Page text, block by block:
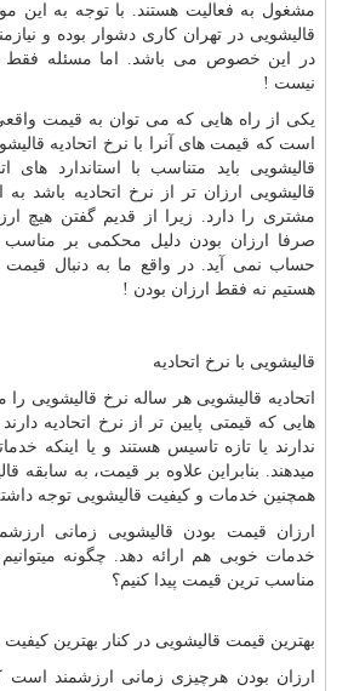
مشغول به فعالیت هستند. با توجه به این
قالیشویی در تهران کاری دشوار بوده و
در این خصوص می باشد. اما مسئله فقط
نیست !
یکی از راه هایی که می توان به قیمت
است که قیمت های آنرا با نرخ اتحادیه
قالیشویی باید متناسب با استاندارد های
قالیشویی ارزان تر از نرخ اتحادیه باشد
مشتری را دارد. زیرا از قدیم گفتن هیچ
صرفا ارزان بودن دلیل محکمی بر مناسب
حساب نمی آید. در واقع ما به دنبال
هستیم نه فقط ارزان بودن !
قالیشویی با نرخ اتحادیه
اتحادیه قالیشویی هر ساله نرخ قالیشویی
هایی که قیمتی پایین تر از نرخ اتحادیه
ندارند یا تازه تاسیس هستند و یا اینکه
میدهند. بنابراین علاوه بر قیمت، به سابقه
همچنین خدمات و کیفیت قالیشویی توجه
ارزان قیمت بودن قالیشویی زمانی
خدمات خوبی هم ارائه دهد. چگونه میتوانیم
مناسب ترین قیمت پیدا کنیم؟
بهترین قیمت قالیشویی در کنار بهترین کیفیت
ارزان بودن هرچیزی زمانی ارزشمند است